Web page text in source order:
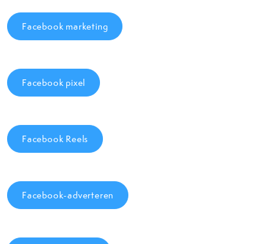
Facebook marketing
Facebook pixel
Facebook Reels
Facebook-adverteren